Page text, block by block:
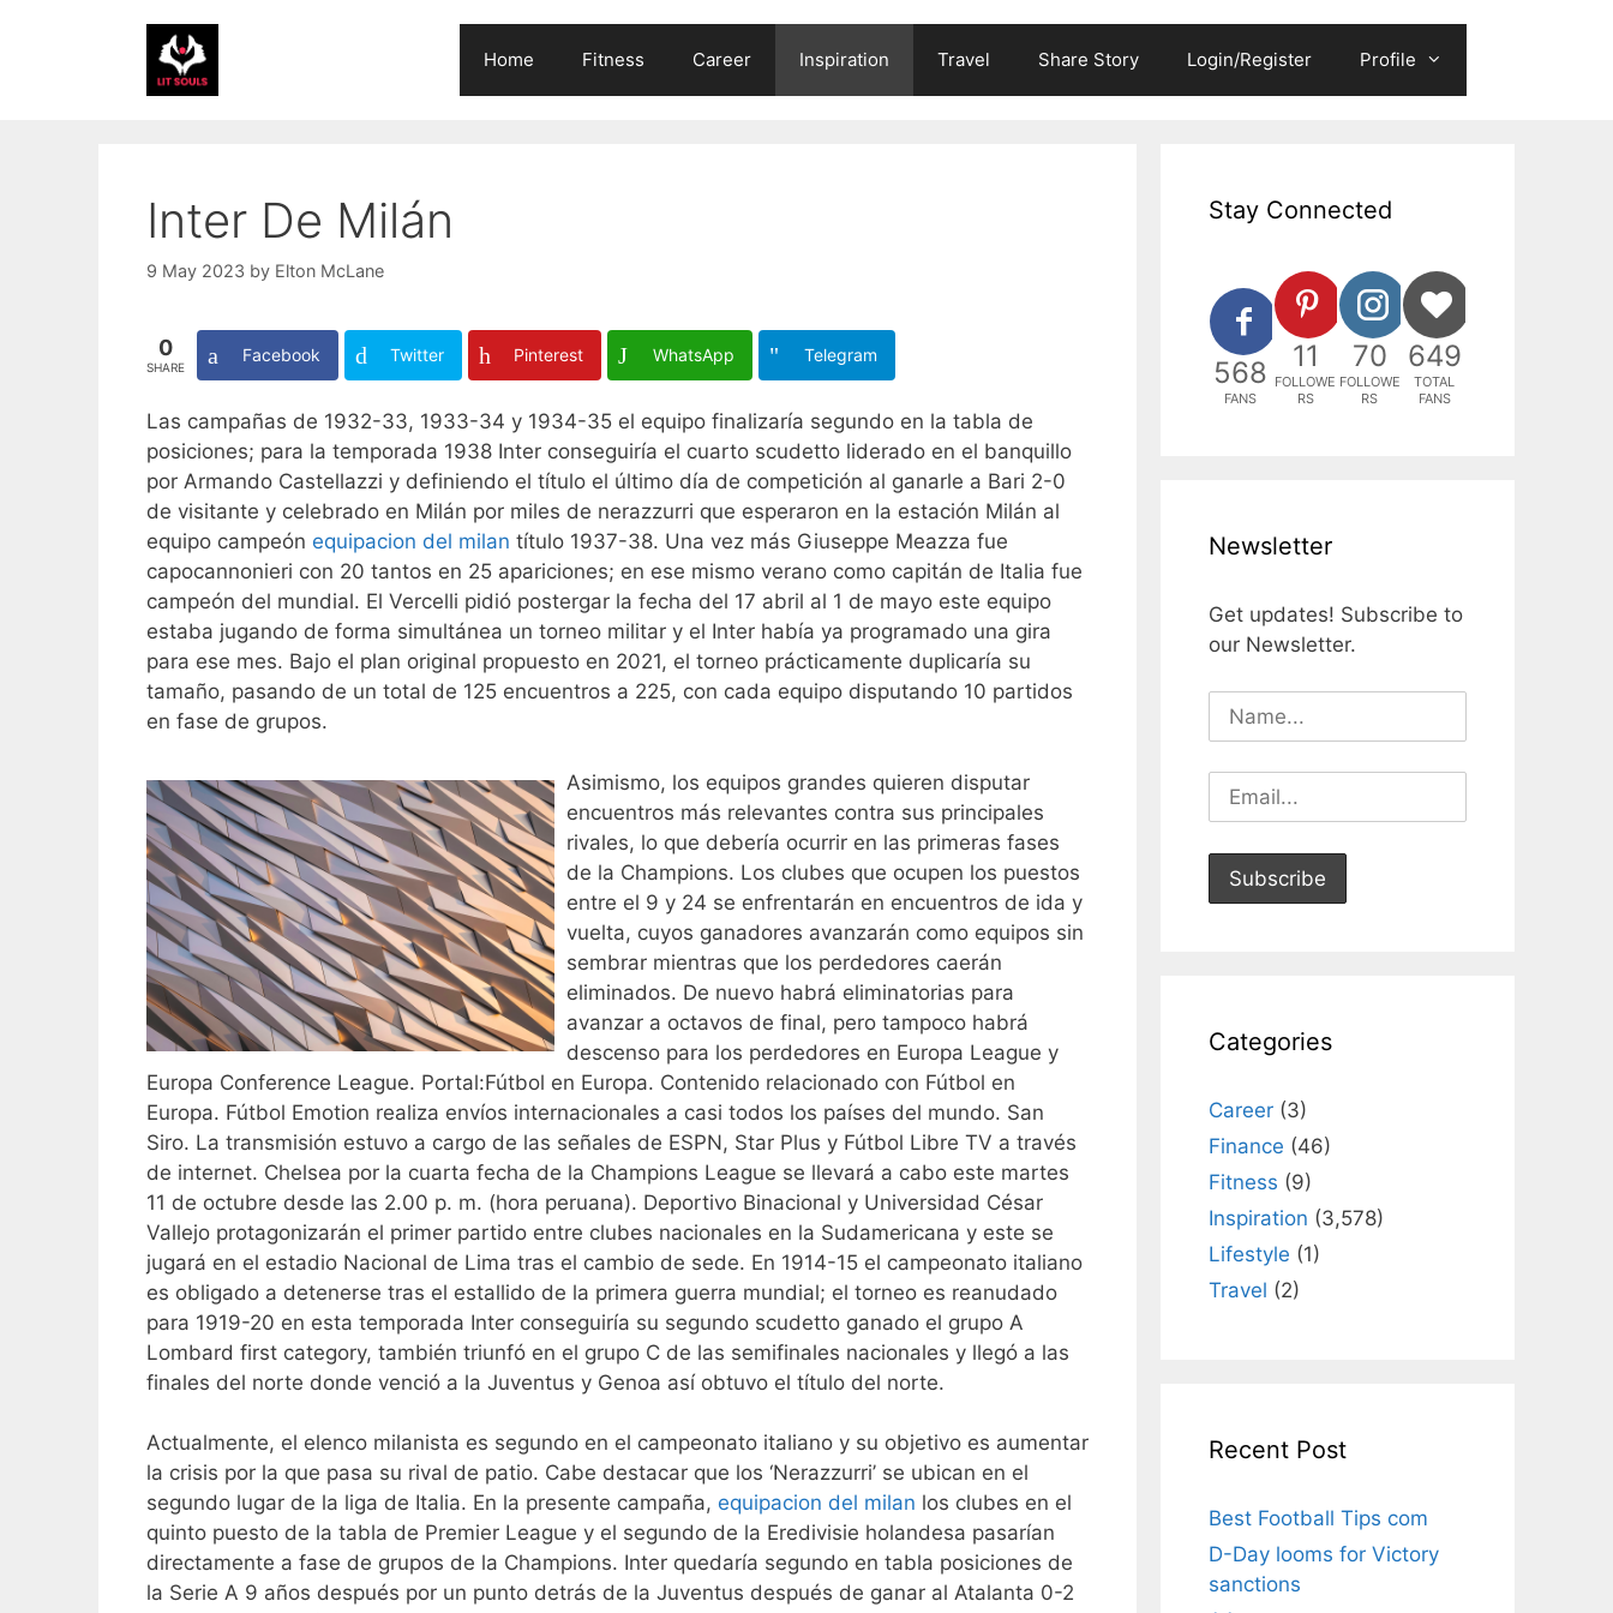
Home Fitness Career Inspiration Travel Share Story Login/Register Profile
Inter De Milán
9 May 2023 by Elton McLane
0
SHARE
Facebook Twitter Pinterest WhatsApp Telegram
Las campañas de 1932-33, 1933-34 y 1934-35 el equipo finalizaría segundo en la tabla de
posiciones; para la temporada 1938 Inter conseguiría el cuarto scudetto liderado en el banquillo
por Armando Castellazzi y definiendo el título el último día de competición al ganarle a Bari 2-0
de visitante y celebrado en Milán por miles de nerazzurri que esperaron en la estación Milán al
equipo campeón equipacion del milan título 1937-38. Una vez más Giuseppe Meazza fue
capocannonieri con 20 tantos en 25 apariciones; en ese mismo verano como capitán de Italia fue
campeón del mundial. El Vercelli pidió postergar la fecha del 17 abril al 1 de mayo este equipo
estaba jugando de forma simultánea un torneo militar y el Inter había ya programado una gira
para ese mes. Bajo el plan original propuesto en 2021, el torneo prácticamente duplicaría su
tamaño, pasando de un total de 125 encuentros a 225, con cada equipo disputando 10 partidos
en fase de grupos.
Asimismo, los equipos grandes quieren disputar
encuentros más relevantes contra sus principales
rivales, lo que debería ocurrir en las primeras fases
de la Champions. Los clubes que ocupen los puestos
entre el 9 y 24 se enfrentarán en encuentros de ida y
vuelta, cuyos ganadores avanzarán como equipos sin
sembrar mientras que los perdedores caerán
eliminados. De nuevo habrá eliminatorias para
avanzar a octavos de final, pero tampoco habrá
descenso para los perdedores en Europa League y
Europa Conference League. Portal:Fútbol en Europa. Contenido relacionado con Fútbol en
Europa. Fútbol Emotion realiza envíos internacionales a casi todos los países del mundo. San
Siro. La transmisión estuvo a cargo de las señales de ESPN, Star Plus y Fútbol Libre TV a través
de internet. Chelsea por la cuarta fecha de la Champions League se llevará a cabo este martes
11 de octubre desde las 2.00 p. m. (hora peruana). Deportivo Binacional y Universidad César
Vallejo protagonizarán el primer partido entre clubes nacionales en la Sudamericana y este se
jugará en el estadio Nacional de Lima tras el cambio de sede. En 1914-15 el campeonato italiano
es obligado a detenerse tras el estallido de la primera guerra mundial; el torneo es reanudado
para 1919-20 en esta temporada Inter conseguiría su segundo scudetto ganado el grupo A
Lombard first category, también triunfó en el grupo C de las semifinales nacionales y llegó a las
finales del norte donde venció a la Juventus y Genoa así obtuvo el título del norte.
Actualmente, el elenco milanista es segundo en el campeonato italiano y su objetivo es aumentar
la crisis por la que pasa su rival de patio. Cabe destacar que los ‘Nerazzurri’ se ubican en el
segundo lugar de la liga de Italia. En la presente campaña, equipacion del milan los clubes en el
quinto puesto de la tabla de Premier League y el segundo de la Eredivisie holandesa pasarían
directamente a fase de grupos de la Champions. Inter quedaría segundo en tabla posiciones de
la Serie A 9 años después por un punto detrás de la Juventus después de ganar al Atalanta 0-2
Stay Connected
568
FANS
11
FOLLOWE
RS
70
FOLLOWE
RS
649
TOTAL
FANS
Newsletter
Get updates! Subscribe to
our Newsletter.
Categories
Career (3)
Finance (46)
Fitness (9)
Inspiration (3,578)
Lifestyle (1)
Travel (2)
Recent Post
Best Football Tips com
D-Day looms for Victory
sanctions